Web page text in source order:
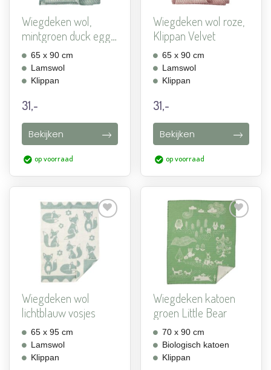
Wiegdeken wol,
mintgroen duck egg,
Klipp...
65 x 90 cm
Lamswol
Klippan
31,-
Bekijken
op voorraad
Wiegdeken wol roze,
Klippan Velvet
65 x 90 cm
Lamswol
Klippan
31,-
Bekijken
op voorraad
Aan
verlanglijst
toevoegen
Wiegdeken wol
lichtblauw vosjes
65 x 95 cm
Lamswol
Klippan
Aan
verlanglijst
toevoegen
Wiegdeken katoen
groen Little Bear
70 x 90 cm
Biologisch katoen
Klippan